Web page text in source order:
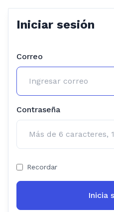
Iniciar sesión
Correo
Contraseña
Recordar